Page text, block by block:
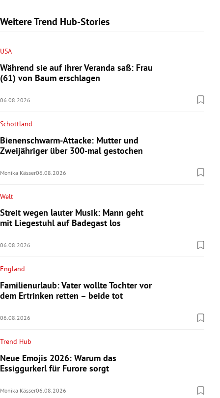
Weitere Trend Hub-Stories
USA
Während sie auf ihrer Veranda saß: Frau
(61) von Baum erschlagen
06.08.2026
Schottland
Bienenschwarm-Attacke: Mutter und
Zweijähriger über 300-mal gestochen
Monika Kässer06.08.2026
Welt
Streit wegen lauter Musik: Mann geht
mit Liegestuhl auf Badegast los
06.08.2026
England
Familienurlaub: Vater wollte Tochter vor
dem Ertrinken retten – beide tot
06.08.2026
Trend Hub
Neue Emojis 2026: Warum das
Essiggurkerl für Furore sorgt
Monika Kässer06.08.2026